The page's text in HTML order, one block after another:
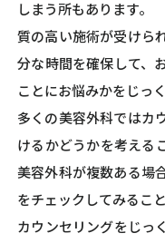
しまう所もあります。
質の高い施術が受けら
分な時間を確保して、
ことにお悩みかをじっ
多くの美容外科ではカ
けるかどうかを考える
美容外科が複数ある場
をチェックしてみるこ
カウンセリングをじっ